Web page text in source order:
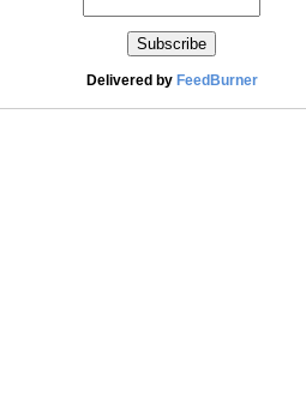
Delivered by FeedBurner